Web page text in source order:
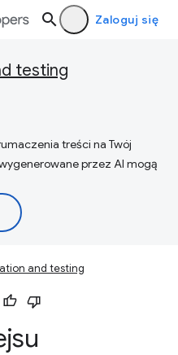
Zaloguj się
testing
treści na Twój
przez AI mogą
and testing